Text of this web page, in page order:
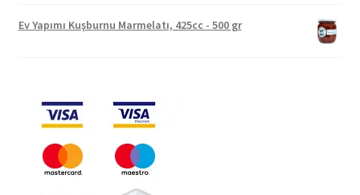
Ev Yapımı Kuşburnu Marmelatı, 425cc - 500 gr